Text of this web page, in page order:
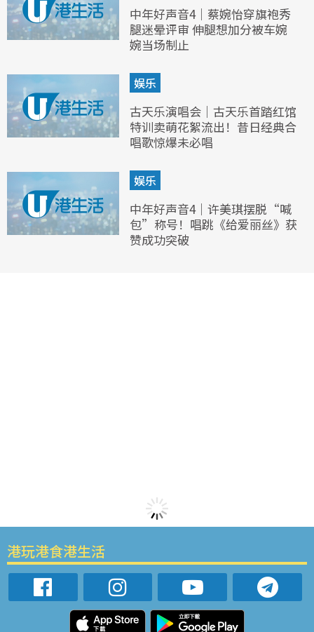
中年好声音4｜蔡婉怡穿旗袍秀
腿迷晕评审 伸腿想加分被车婉
婉当场制止
娱乐
古天乐演唱会｜古天乐首踏红馆
特训卖萌花絮流出！昔日经典合
唱歌惊爆未必唱
娱乐
中年好声音4｜许美琪摆脱“喊
包”称号！唱跳《给爱丽丝》获
赞成功突破
港玩港食港生活